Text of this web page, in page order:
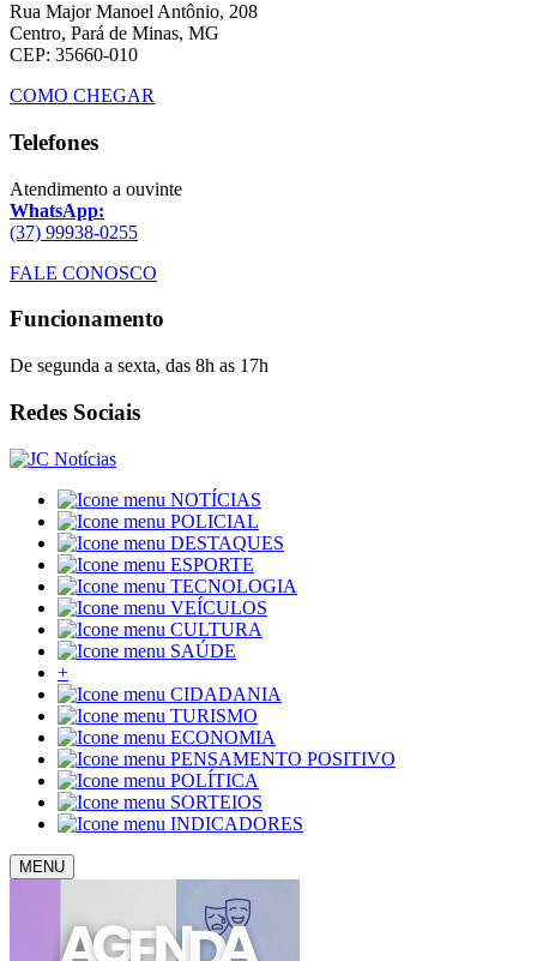
Rua Major Manoel Antônio, 208
Centro, Pará de Minas, MG
CEP: 35660-010
COMO CHEGAR
Telefones
Atendimento a ouvinte
WhatsApp:
(37) 99938-0255
FALE CONOSCO
Funcionamento
De segunda a sexta, das 8h as 17h
Redes Sociais
NOTÍCIAS
POLICIAL
DESTAQUES
ESPORTE
TECNOLOGIA
VEÍCULOS
CULTURA
SAÚDE
+
CIDADANIA
TURISMO
ECONOMIA
PENSAMENTO POSITIVO
POLÍTICA
SORTEIOS
INDICADORES
MENU